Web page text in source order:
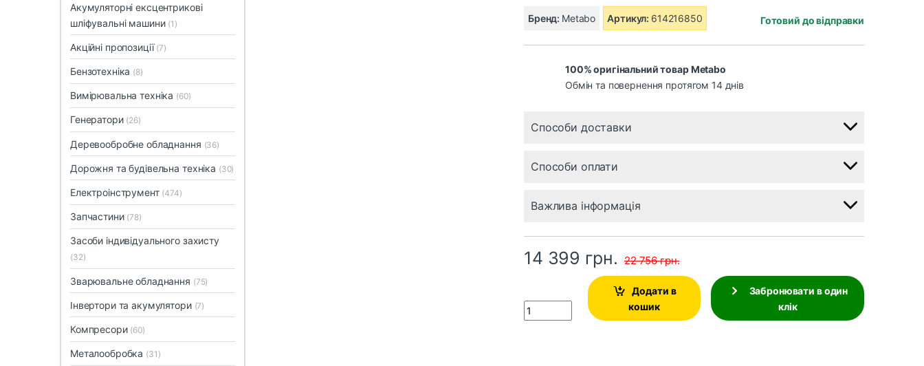
Бренд: Metabo Артикул: 614216850 Готовий до відправки
100% оригінальний товар Metabo
Обмін та повернення протягом 14 днів
Способи доставки
Способи оплати
Важлива інформація
14 399 грн. 22 756грн.
Quantity
Додати в
кошик
Забронювати в один
клік
Акумуляторні ексцентрикові
шліфувальні машини (1)
Акційні пропозиції (7)
Бензотехніка (8)
Вимірювальна техніка (60)
Генератори (26)
Деревообробне обладнання (36)
Дорожня та будівельна техніка (30)
Електроінструмент (474)
Запчастини (78)
Засоби індивідуального захисту
(32)
Зварювальне обладнання (75)
Інвертори та акумулятори (7)
Компресори (60)
Металообробка (31)